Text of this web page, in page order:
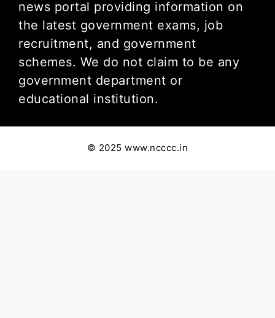
news portal providing information on
the latest government exams, job
recruitment, and government
schemes. We do not claim to be any
government department or
educational institution.
© 2025 www.ncccc.in